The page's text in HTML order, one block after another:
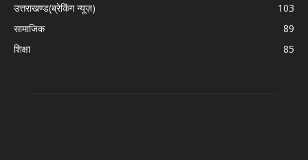
उत्तराखण्ड(ब्रेकिंग न्यूज़)
103
सामाजिक
89
शिक्षा
85